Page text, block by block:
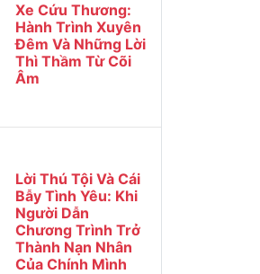
Xe Cứu Thương:
Hành Trình Xuyên
Đêm Và Những Lời
Thì Thầm Từ Cõi
Âm
Lời Thú Tội Và Cái
Bẫy Tình Yêu: Khi
Người Dẫn
Chương Trình Trở
Thành Nạn Nhân
Của Chính Mình